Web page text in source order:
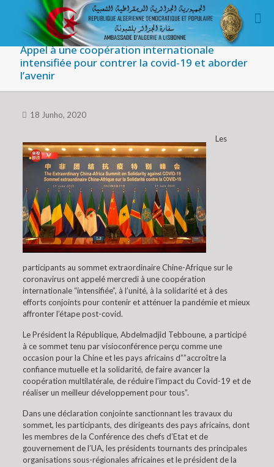
Appel à une coopération internationale
intensifiée pour contrer la covid-19 et aborder
l’avenir
18 Junho, 2020
Les
participants au sommet extraordinaire Chine-Afrique sur le
coronavirus ont appelé mercredi à une coopération
internationale “intensifiée”, à l’unité, à la solidarité et à des
efforts conjoints pour contenir et atténuer la pandémie et mieux
affronter l’étape post-covid.
Le Président la République, Abdelmadjid Tebboune, a participé
à ce sommet tenu par visioconférence perçu comme une
occasion pour la Chine et les pays africains d””accroître la
confiance mutuelle et la solidarité, de faire avancer la
coopération multilatérale, de réduire l’impact du Covid-19 et de
réaliser un meilleur développement pour tous”.
Dans une déclaration conjointe sanctionnant les travaux du
sommet, les participants, des dirigeants des pays africains, dont
les membres de la Conférence des chefs d’Etat et de
gouvernement de l’UA, les présidents tournants des principales
organisations sous-régionales africaines et le président de la